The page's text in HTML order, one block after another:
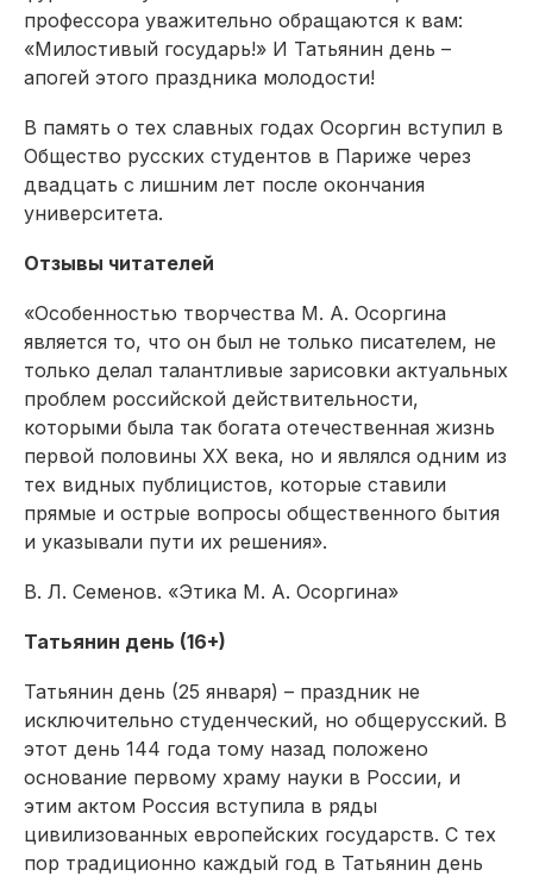
профессора уважительно обращаются к вам:
«Милостивый государь!» И Татьянин день –
апогей этого праздника молодости!
В память о тех славных годах Осоргин вступил в
Общество русских студентов в Париже через
двадцать с лишним лет после окончания
университета.
Отзывы читателей
«Особенностью творчества М. А. Осоргина
является то, что он был не только писателем, не
только делал талантливые зарисовки актуальных
проблем российской действительности,
которыми была так богата отечественная жизнь
первой половины XX века, но и являлся одним из
тех видных публицистов, которые ставили
прямые и острые вопросы общественного бытия
и указывали пути их решения».
В. Л. Семенов. «Этика М. А. Осоргина»
Татьянин день (16+)
Татьянин день (25 января) – праздник не
исключительно студенческий, но общерусский. В
этот день 144 года тому назад положено
основание первому храму науки в России, и
этим актом Россия вступила в ряды
цивилизованных европейских государств. С тех
пор традиционно каждый год в Татьянин день